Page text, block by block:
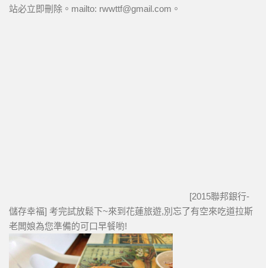
站必立即刪除。mailto: rwwttf@gmail.com。
[2015聯邦銀行-
儲存幸褔] 考完試放鬆下~來到花蓮旅遊,別忘了有空來吃道拉斯
老闆娘為您準備的可口早餐喲!